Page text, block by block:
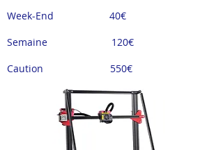
Week-End 40€
Semaine 120€
Caution 550€